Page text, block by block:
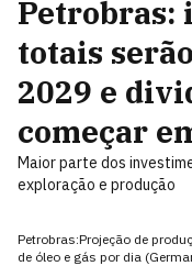
Petrobras:
totais
2029 e
começar
Maior parte dos
exploração e produção
Petrobras:Projeção de
de óleo e gás por dia